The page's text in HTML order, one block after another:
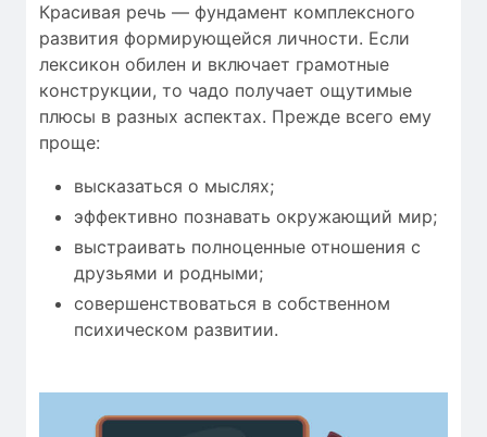
Красивая речь — фундамент комплексного
развития формирующейся личности. Если
лексикон обилен и включает грамотные
конструкции, то чадо получает ощутимые
плюсы в разных аспектах. Прежде всего ему
проще:
высказаться о мыслях;
эффективно познавать окружающий мир;
выстраивать полноценные отношения с
друзьями и родными;
совершенствоваться в собственном
психическом развитии.